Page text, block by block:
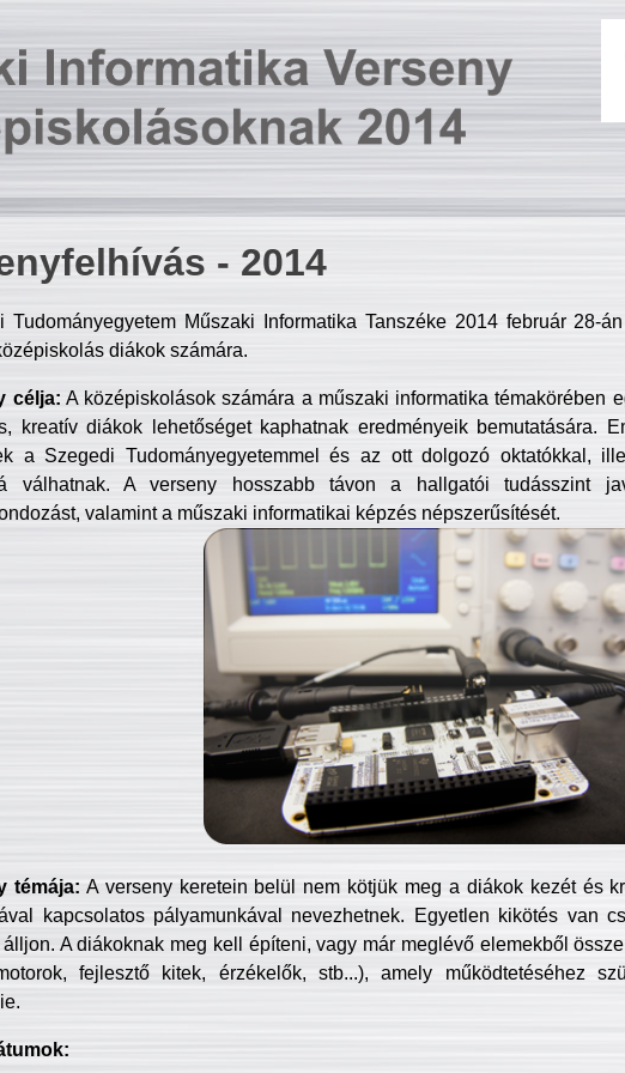
- 2014
Tudományegyetem Műszaki Informatika Tanszéke 2014 február 28-
diákok számára.
célja: A középiskolások számára a műszaki informatika témakörében
kreatív diákok lehetőséget kaphatnak eredményeik bemutatására.
a Szegedi Tudományegyetemmel és az ott dolgozó oktatókkal,
válhatnak. A verseny hosszabb távon a hallgatói tudásszint
valamint a műszaki informatikai képzés népszerűsítését.
témája: A verseny keretein belül nem kötjük meg a diákok kezét és
kapcsolatos pályamunkával nevezhetnek. Egyetlen kikötés van
A diákoknak meg kell építeni, vagy már meglévő elemekből
fejlesztő kitek, érzékelők, stb...), amely működtetéséhez